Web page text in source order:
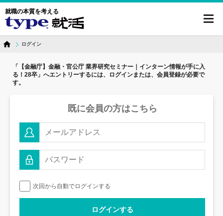
就職の本質を考える
ログイン
「【金融庁】金融・官公庁 業界研究セミナー｜インターン情報が手に入
る！28卒」へエントリーするには、ログインまたは、会員登録が必要で
す。
既に会員の方はこちら
次回から自動でログインする